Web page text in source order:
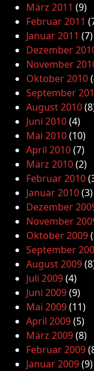
März 2011 (9)
Februar 2011
Januar 2011 (7)
Dezember
November
Oktober 2010
September
August 2010
Juni 2010(4)
Mai 2010(10)
April 2010(7)
März 2010(2)
Februar 2010
Januar 2010(3)
Dezember
November
Oktober 2009
September
August 2009
Juli 2009(4)
Juni 2009(9)
Mai 2009(11)
April 2009(5)
März 2009(8)
Februar 2009
Januar 2009(9)